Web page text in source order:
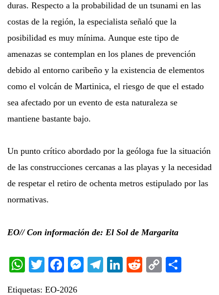
duras. Respecto a la probabilidad de un tsunami en las
costas de la región, la especialista señaló que la
posibilidad es muy mínima. Aunque este tipo de
amenazas se contemplan en los planes de prevención
debido al entorno caribeño y la existencia de elementos
como el volcán de Martinica, el riesgo de que el estado
sea afectado por un evento de esta naturaleza se
mantiene bastante bajo.
Un punto crítico abordado por la geóloga fue la situación
de las construcciones cercanas a las playas y la necesidad
de respetar el retiro de ochenta metros estipulado por las
normativas.
EO// Con información de: El Sol de Margarita
WhatsApp
TwitterFacebook
Messenger
Telegram
LinkedIn
RedditCopy
Etiquetas: EO-2026